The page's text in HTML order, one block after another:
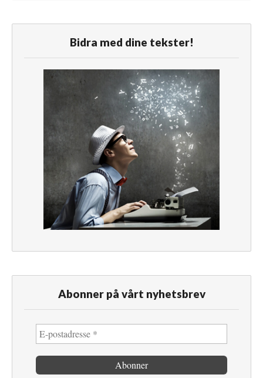
Bidra med dine tekster!
Abonner på vårt nyhetsbrev